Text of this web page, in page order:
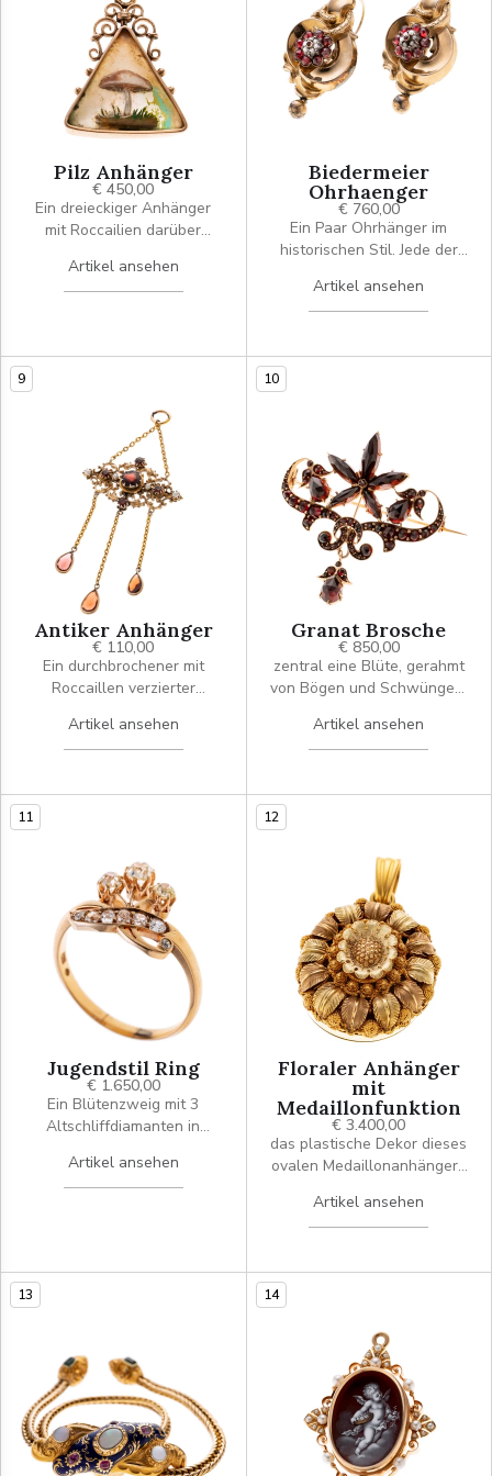
Pilz Anhänger
€ 450,00
Ein dreieckiger Anhänger
mit Roccailien darüber
bemalt auf Perlmutt mit
Glas darüber gegossen.
Artikel ansehen
Biedermeier
Ohrhaenger
€ 760,00
Ein Paar Ohrhänger im
historischen Stil. Jede der
fein ausgearbeitete
ornamental geschwungene,
Zentrum ein Bouquet aus
wiederum eine Rosette aus
6 Saarperlchen rahmen. Am
unteren Abschluß jedes
Ohrhängers schwingt eine
kleine Goldkugel.
Artikel ansehen
9
Antiker Anhänger
€ 110,00
Ein durchbrochener mit
Roccaillen verzierter
Granat und Perlchen.
Abgehängt drei Kettchen
Artikel ansehen
10
Granat Brosche
€ 850,00
zentral eine Blüte, gerahmt
von Bögen und Schwüngen,
überschneiden. Abgehängt
ein Granattropfen.
Artikel ansehen
11
Jugendstil Ring
€ 1.650,00
Ein Blütenzweig mit 3
Altschliffdiamanten in
Ringschiene endet zum
Ringkopf in einem Schwung
Artikel ansehen
12
Floraler Anhänger
mit
Medaillonfunktion
€ 3.400,00
das plastische Dekor dieses
ovalen Medaillonanhängers
Rosette mit zentralem
Blütenmotiv, umgeben von
Elementen und zarten an
Oberflächenbehandlung
verleiht dem Schmuckstück
eine lebendige
Tiefenwirkung.
Artikel ansehen
13 14